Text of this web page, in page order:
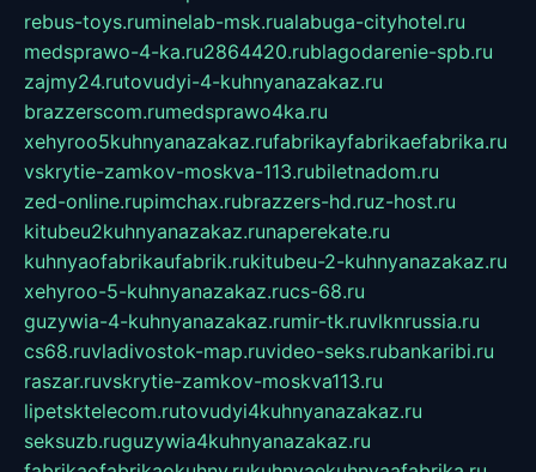
rebus-toys.ruminelab-msk.rualabuga-cityhotel.ru
medsprawo-4-ka.ru2864420.rublagodarenie-spb.ru
zajmy24.rutovudyi-4-kuhnyanazakaz.ru
brazzerscom.rumedsprawo4ka.ru
xehyroo5kuhnyanazakaz.rufabrikayfabrikaefabrika.ru
vskrytie-zamkov-moskva-113.rubiletnadom.ru
zed-online.rupimchax.rubrazzers-hd.ruz-host.ru
kitubeu2kuhnyanazakaz.runaperekate.ru
kuhnyaofabrikaufabrik.rukitubeu-2-kuhnyanazakaz.ru
xehyroo-5-kuhnyanazakaz.rucs-68.ru
guzywia-4-kuhnyanazakaz.rumir-tk.ruvlknrussia.ru
cs68.ruvladivostok-map.ruvideo-seks.rubankaribi.ru
raszar.ruvskrytie-zamkov-moskva113.ru
lipetsktelecom.rutovudyi4kuhnyanazakaz.ru
seksuzb.ruguzywia4kuhnyanazakaz.ru